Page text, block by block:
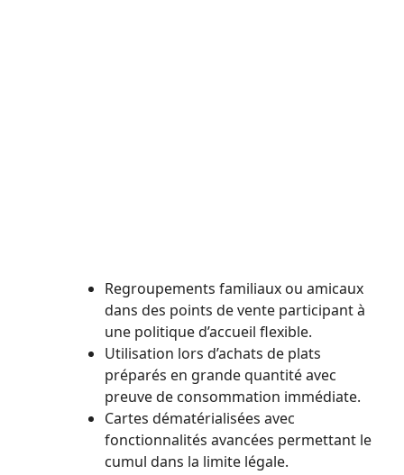
Regroupements familiaux ou amicaux
dans des points de vente participant à
une politique d’accueil flexible.
Utilisation lors d’achats de plats
préparés en grande quantité avec
preuve de consommation immédiate.
Cartes dématérialisées avec
fonctionnalités avancées permettant le
cumul dans la limite légale.